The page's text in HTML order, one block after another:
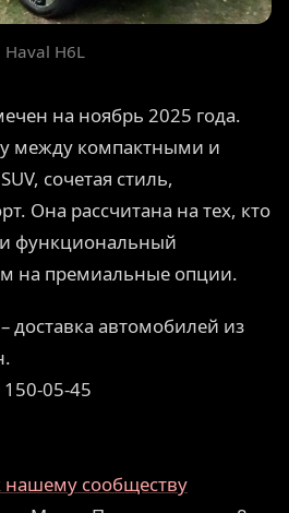
Haval H6L
на ноябрь 2025 года.
между компактными и
сочетая стиль,
Она рассчитана на тех, кто
функциональный
на премиальные опции.
доставка автомобилей из
05-45
нашему сообществу